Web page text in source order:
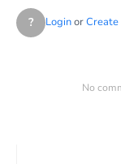
? LoginorCreate
No